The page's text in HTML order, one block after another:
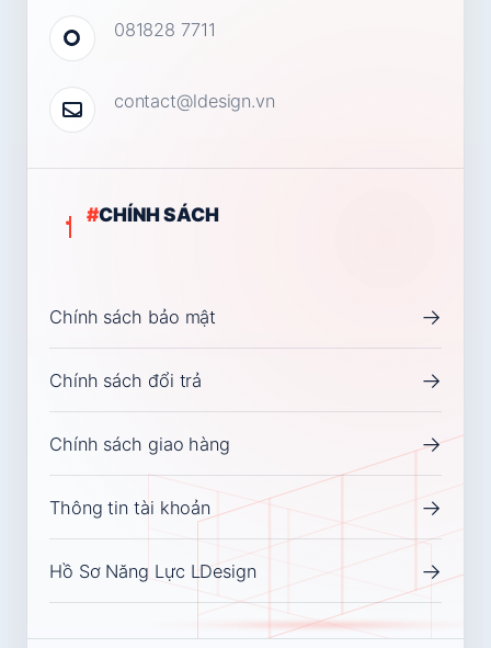
081828 7711
contact@ldesign.vn
#CHÍNH SÁCH
Chính sách bảo mật →
Chính sách đổi trả →
Chính sách giao hàng →
Thông tin tài khoản →
Hồ Sơ Năng Lực LDesign →